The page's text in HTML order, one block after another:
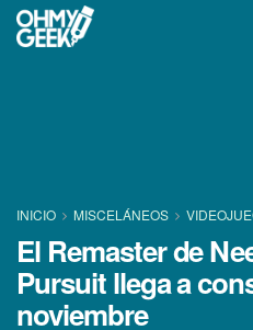
INICIO MISCELÁNEOS
El Remaster de
Pursuit llega a
noviembre